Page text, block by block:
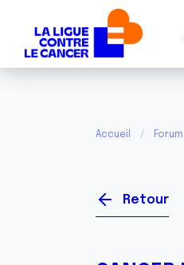
Accueil Forum
Retour